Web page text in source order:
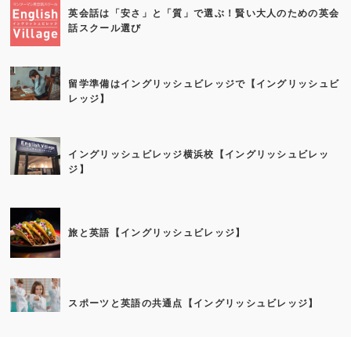
英会話は「安さ」と「質」で選ぶ！賢い大人のための英会
話スクール選び
留学準備はイングリッシュビレッジで【イングリッシュビ
レッジ】
イングリッシュビレッジ横浜校【イングリッシュビレッ
ジ】
旅と英語【イングリッシュビレッジ】
スポーツと英語の共通点【イングリッシュビレッジ】